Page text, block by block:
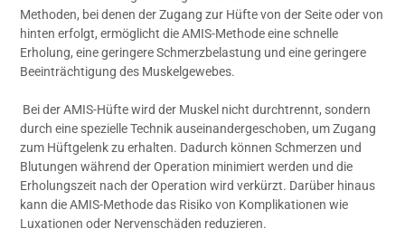
Methoden, bei denen der Zugang zur Hüfte von der Seite oder von
hinten erfolgt, ermöglicht die AMIS-Methode eine schnelle
Erholung, eine geringere Schmerzbelastung und eine geringere
Beeinträchtigung des Muskelgewebes.
Bei der AMIS-Hüfte wird der Muskel nicht durchtrennt, sondern
durch eine spezielle Technik auseinandergeschoben, um Zugang
zum Hüftgelenk zu erhalten. Dadurch können Schmerzen und
Blutungen während der Operation minimiert werden und die
Erholungszeit nach der Operation wird verkürzt. Darüber hinaus
kann die AMIS-Methode das Risiko von Komplikationen wie
Luxationen oder Nervenschäden reduzieren.